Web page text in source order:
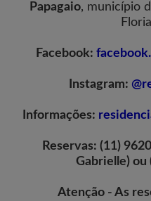
Papagaio, município
Facebook:
Instagram:
Informações:
Reservas: (11)
Gabrielle) ou
Atenção - As